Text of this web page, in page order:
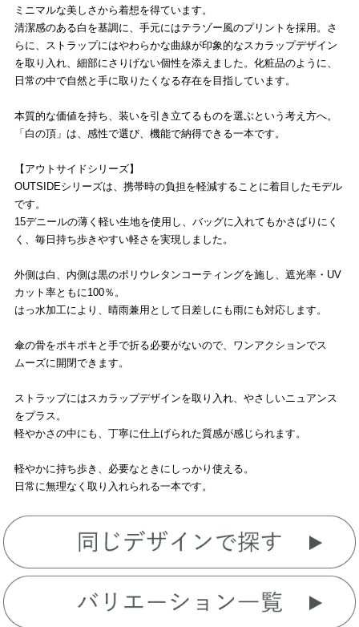
ミニマルな美しさから着想を得ています。
清潔感のある白を基調に、手元にはテラゾー風のプリントを採用。さ
らに、ストラップにはやわらかな曲線が印象的なスカラップデザイン
を取り入れ、細部にさりげない個性を添えました。化粧品のように、
日常の中で自然と手に取りたくなる存在を目指しています。
本質的な価値を持ち、装いを引き立てるものを選ぶという考え方へ。
「白の頂」は、感性で選び、機能で納得できる一本です。
【アウトサイドシリーズ】
OUTSIDEシリーズは、携帯時の負担を軽減することに着目したモデル
です。
15デニールの薄く軽い生地を使用し、バッグに入れてもかさばりにく
く、毎日持ち歩きやすい軽さを実現しました。
外側は白、内側は黒のポリウレタンコーティングを施し、遮光率・UV
カット率ともに100％。
はっ水加工により、晴雨兼用として日差しにも雨にも対応します。
傘の骨をポキポキと手で折る必要がないので、ワンアクションでス
ムーズに開閉できます。
ストラップにはスカラップデザインを取り入れ、やさしいニュアンス
をプラス。
軽やかさの中にも、丁寧に仕上げられた質感が感じられます。
軽やかに持ち歩き、必要なときにしっかり使える。
日常に無理なく取り入れられる一本です。